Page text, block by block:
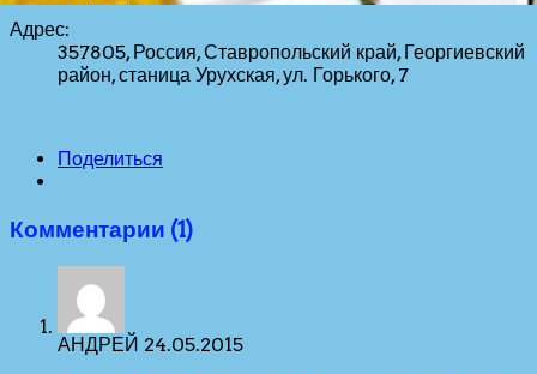
Адрес:
357805, Россия, Ставропольский край, Георгиевский
район, станица Урухская, ул. Горького, 7
Поделиться
Комментарии (1)
АНДРЕЙ 24.05.2015